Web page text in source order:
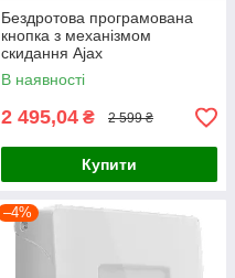
Бездротова програмована
кнопка з механізмом
скидання Ajax
ManualCallPoint Jeweller
Yellow
В наявності
2 495,04 ₴ 2 599 ₴
Купити
–4%